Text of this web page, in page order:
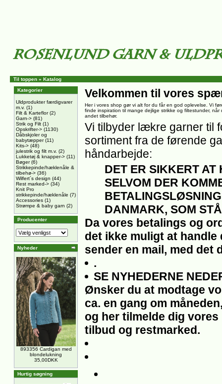
Til toppen » Katalog
Kategorier
Uldprodukter færdigvarer
m.v. (1)
Filt & Karteflor(2)
Garn-> (81)
Strik og Filt (1)
Opskrifter-> (1130)
Dåbskjoler og
babytæpper(11)
Kits-> (48)
julestrik og filt m.v. (2)
Lukketøj & knapper-> (11)
Bøger(6)
Strikkepinde/hæklenåle &
tilbehø-> (36)
Wilfert´s design (44)
Rest marked-> (34)
Knit Pro
strikkepinde/hæklenåle (7)
Accessories (1)
Strømpe & baby garn (2)
Producenter
Nyheder
893356 Cardigan med
blondelukning
35,00DKK
Hurtig søgning
Velkommen til vores
Her i vores shop gør vi alt for du får en god oplevelse. Vi
finde inspiration til mange dejlige strikke og filtestunder,
andet tilbehør.
Vi tilbyder lækre garner til
sortiment fra de førende
håndarbejde:
DET ER SIKKERT
SELVOM DER
DANMARK, SOM
Da vores betalings og
det ikke muligt at
sender en mail, med det
.
SE NYHEDERNE
Ønsker du at modtage
ca. en gang om
og her tilmelde dig
tilbud og restmarked.